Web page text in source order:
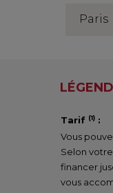
Paris
Tarif (1) :
Vous
Selon
financer
vous